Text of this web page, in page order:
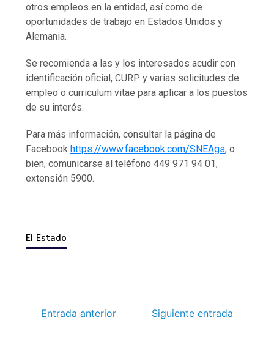
otros empleos en la entidad, así como de
oportunidades de trabajo en Estados Unidos y
Alemania.
Se recomienda a las y los interesados acudir con
identificación oficial, CURP y varias solicitudes de
empleo o curriculum vitae para aplicar a los puestos
de su interés.
Para más información, consultar la página de
Facebookhttps://www.facebook.com/SNEAgs; o
bien, comunicarse al teléfono 449 971 94 01,
extensión 5900.
El Estado
Entrada anterior Siguiente entrada